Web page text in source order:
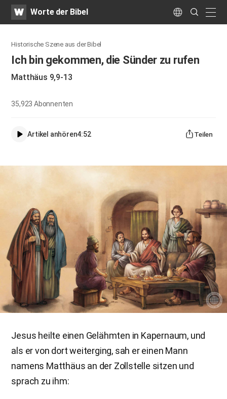
WATVWorte der Bibel Language
Search
Submit
Historische Szene aus der Bibel
Ich bin gekommen, die Sünder zu rufen
Matthäus 9,9-13
35,923Abonnenten
Artikel anhören4:52 Teilen
Jesus heilte einen Gelähmten in Kapernaum, und
als er von dort weiterging, sah er einen Mann
namens Matthäus an der Zollstelle sitzen und
sprach zu ihm: